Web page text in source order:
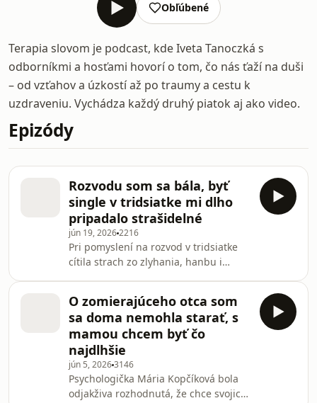
Obľúbené
Terapia slovom je podcast, kde Iveta Tanoczká s
odborníkmi a hosťami hovorí o tom, čo nás ťaží na duši
– od vzťahov a úzkostí až po traumy a cestu k
uzdraveniu. Vychádza každý druhý piatok aj ako video.
Epizódy
Rozvodu som sa bála, byť
single v tridsiatke mi dlho
pripadalo strašidelné
jún 19, 20262216
Pri pomyslení na rozvod v tridsiatke
cítila strach zo zlyhania, hanbu i
ktorým by som mohla mať v
budúcnosti deti. Kládla som si otázku,
čo teraz,“ hovorí psychologička Denisa
Debrecká v 70-tej a zároveň
záverečnej epizóde podcastu Terapia
slovom. V debate s reportérkou Ivetou
Tanoczkou otvorene opisuje
O zomierajúceho otca som
sa doma nemohla starať, s
mamou chcem byť čo
najdlhšie
jún 5, 20263146
Psychologička Mária Kopčíková bola
odjakživa rozhodnutá, že chce svojich